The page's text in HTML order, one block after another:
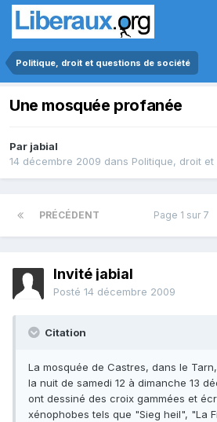
Politique, droit et questions de société
Une mosquée profanée
Par jabial
14 décembre 2009 dans Politique, droit
PRÉCÉDENT Page 1 sur 7
Invité jabial
Posté 14 décembre 2009
Citation
La mosquée de Castres, dans le
la nuit de samedi 12 à dimanche 13
ont dessiné des croix gammées et
xénophobes tels que "Sieg heil", "La